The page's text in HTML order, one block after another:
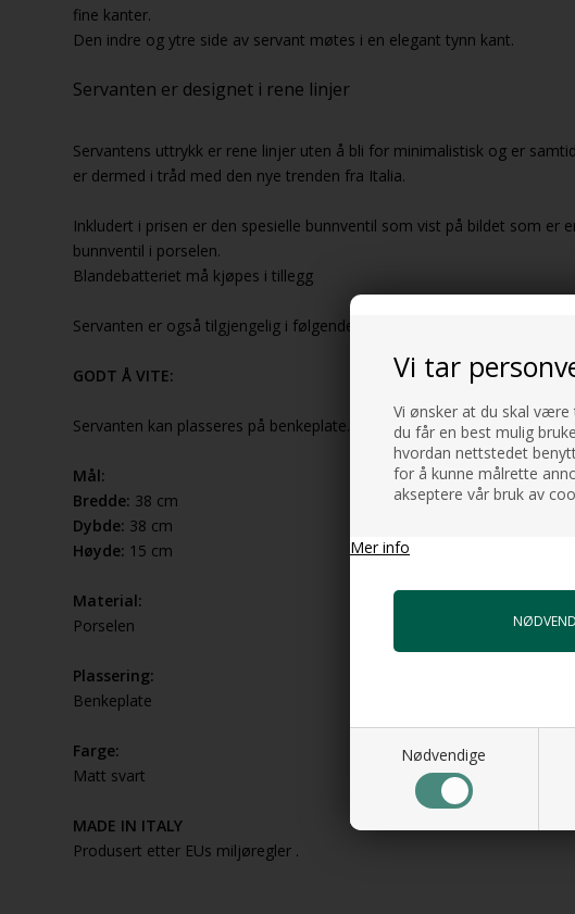
Vi tar
Vi ønsker at du skal
du får en best mulig
hvordan nettstedet
for å kunne målrette
akseptere vår bruk av
Mer info
Nødvendige
fine kanter.
Den indre og ytre side av servant møtes i en elegant tynn kant.
Servanten er designet i rene linjer
Servantens uttrykk er rene linjer uten å bli for minimalistisk og er
er dermed i tråd med den nye trenden fra Italia.
Inkludert i prisen er den spesielle bunnventil som vist på bildet som er
bunnventil i porselen.
Blandebatteriet må kjøpes i tillegg
Servanten er også tilgjengelig i følgende farger: Blank hvit, Matt hvit,
GODT Å VITE:
Servanten kan plasseres på benkeplate.
Mål:
Bredde: 38 cm
Dybde: 38 cm
Høyde: 15 cm
Material:
Porselen
Plassering:
Benkeplate
Farge:
Matt svart
MADE IN ITALY
Produsert etter EUs miljøregler .